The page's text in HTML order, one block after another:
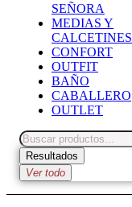
SEÑORA
MEDIAS Y
CALCETINES
CONFORT
OUTFIT
BAÑO
CABALLERO
OUTLET
Search
...Resultados
Ver todo